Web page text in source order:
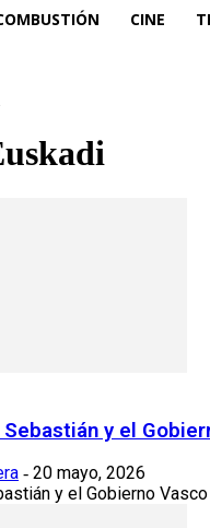
CINE
Sebastián y el
- 20 mayo, 2026
y el Gobierno